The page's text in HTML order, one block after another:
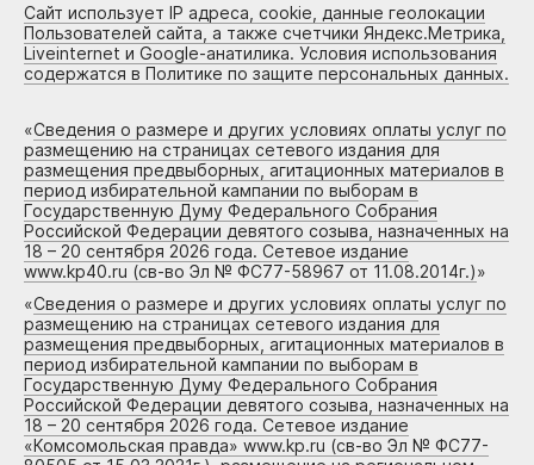
Сайт использует IP адреса, cookie, данные геолокации
Пользователей сайта, а также счетчики Яндекс.Метрика,
Liveinternet и Google-анатилика. Условия использования
содержатся в Политике по защите персональных данных.
«Сведения о размере и других условиях оплаты услуг по
размещению на страницах сетевого издания для
размещения предвыборных, агитационных материалов в
период избирательной кампании по выборам в
Государственную Думу Федерального Собрания
Российской Федерации девятого созыва, назначенных на
18 – 20 сентября 2026 года. Сетевое издание
www.kp40.ru (св-во Эл № ФС77-58967 от 11.08.2014г.)»
«Сведения о размере и других условиях оплаты услуг по
размещению на страницах сетевого издания для
размещения предвыборных, агитационных материалов в
период избирательной кампании по выборам в
Государственную Думу Федерального Собрания
Российской Федерации девятого созыва, назначенных на
18 – 20 сентября 2026 года. Сетевое издание
«Комсомольская правда» www.kp.ru (св-во Эл № ФС77-